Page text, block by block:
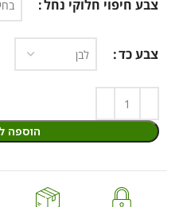
צבע חיפוי חלוקי נחל
צבע כד
הוספה